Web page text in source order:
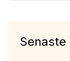
Senaste